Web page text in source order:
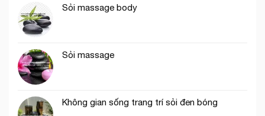
Sỏi massage body
Sỏi massage
Không gian sống trang trí sỏi đen bóng